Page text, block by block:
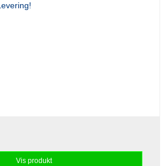
Vis produkt